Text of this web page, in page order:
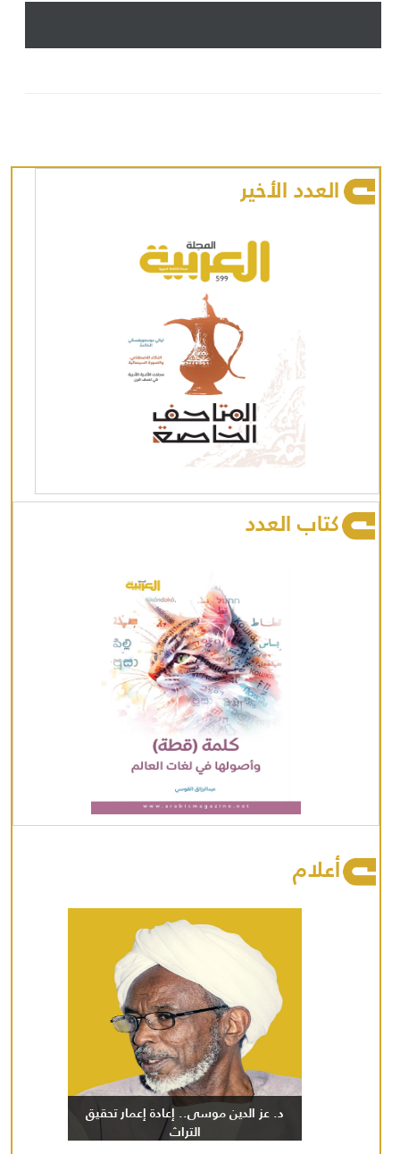
العدد الأخير
كتاب العدد
أعلام
د. عز الدين موسى.. إعادة إعمار تحقيق
التراث